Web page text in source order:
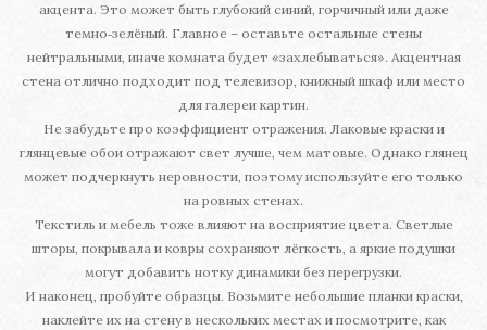
акцента. Это может быть глубокий синий, горчичный или даже
темно‑зелёный. Главное – оставьте остальные стены
нейтральными, иначе комната будет «захлебываться». Акцентная
стена отлично подходит под телевизор, книжный шкаф или место
для галереи картин.
Не забудьте про коэффициент отражения. Лаковые краски и
глянцевые обои отражают свет лучше, чем матовые. Однако глянец
может подчеркнуть неровности, поэтому используйте его только
на ровных стенах.
Текстиль и мебель тоже влияют на восприятие цвета. Светлые
шторы, покрывала и ковры сохраняют лёгкость, а яркие подушки
могут добавить нотку динамики без перегрузки.
И наконец, пробуйте образцы. Возьмите небольшие планки краски,
наклейте их на стену в нескольких местах и посмотрите, как